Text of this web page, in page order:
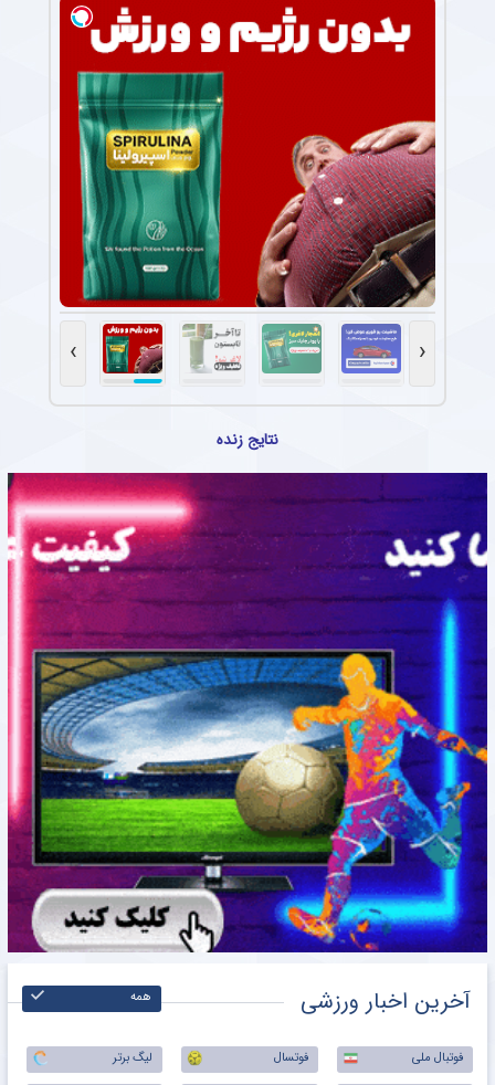
‹
›
نتایج زنده
آخرین اخبار ورزشی همه
فوتبال ملی فوتسال لیگ برتر